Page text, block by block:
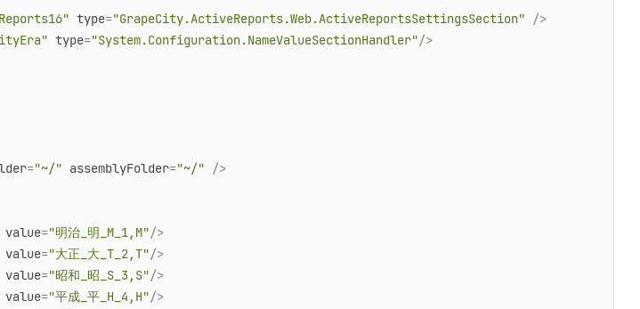
type="GrapeCity.ActiveReports.Web.ActiveReportsSettingsSection" />
type="System.Configuration.NameValueSectionHandler"/>
="~/" assemblyFolder="~/" />
value="明治_明_M_1,M"/>
value="大正_大_T_2,T"/>
value="昭和_昭_S_3,S"/>
value="平成_平_H_4,H"/>